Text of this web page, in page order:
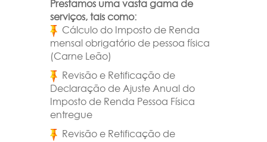
Prestamos uma vasta gama de
serviços, tais como:
Cálculo do Imposto de Renda
mensal obrigatório de pessoa física
(Carne Leão)
Revisão e Retificação de
Declaração de Ajuste Anual do
Imposto de Renda Pessoa Física
entregue
Revisão e Retificação de